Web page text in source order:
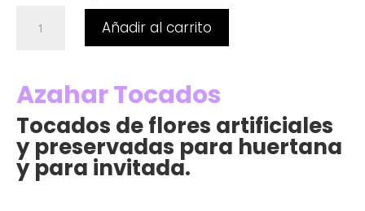
(Personalizado)
cantidad
Añadir al carrito
Azahar Tocados
Tocados de flores artificiales
y preservadas para huertana
y para invitada.